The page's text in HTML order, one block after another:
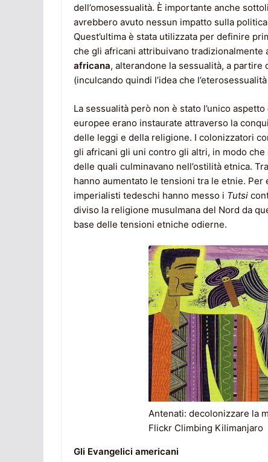
dell’omosessualità. È importante anche
avrebbero avuto nessun impatto sulla
Quest’ultima è stata utilizzata per definire
che gli africani attribuivano tradizionalmente
africana, alterandone la sessualità, a partire
(inculcando quindi l’idea che
La sessualità però non è stato l’unico
europee erano instaurate attraverso la
delle leggi e della religione. I colonizzatori
gli africani gli uni contro gli altri, in modo
delle quali culminavano nell’ostilità etnica.
hanno aumentato le tensioni tra le etnie. Per
imperialisti tedeschi hanno messo i Tutsi
diviso la religione musulmana del Nord da
base delle tensioni etniche odierne.
Antenati: decolonizzare la
Flickr Climbing Kilimanjaro
Gli Evangelici americani